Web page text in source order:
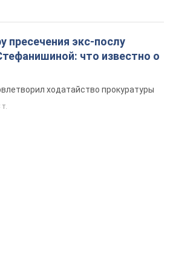
пресечения экс-послу
что известно о
ходатайство прокуратуры
т.